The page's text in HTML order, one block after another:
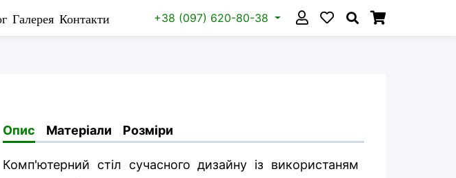
Галерея Контакти +38 (097) 620-80-38
Опис Матеріали Розміри
Комп'ютерний стіл сучасного дизайну із використаням